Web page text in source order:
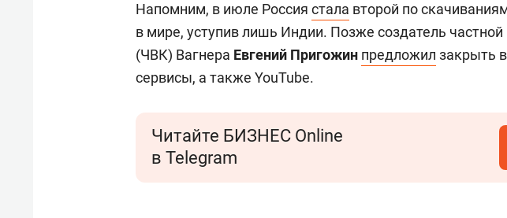
Напомним, в июле Россия стала второй по
в мире, уступив лишь Индии. Позже создатель
(ЧВК) Вагнера Евгений Пригожин предложил закрыть
сервисы, а также YouTube.
Читайте БИЗНЕС Online
в Telegram